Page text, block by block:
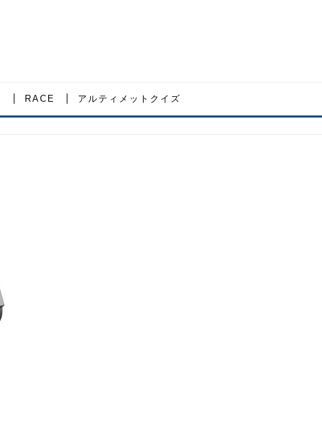
RACE アルティメットクイズ